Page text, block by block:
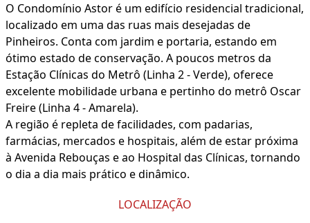
O Condomínio Astor é um edifício residencial tradicional,
localizado em uma das ruas mais desejadas de
Pinheiros. Conta com jardim e portaria, estando em
ótimo estado de conservação. A poucos metros da
Estação Clínicas do Metrô (Linha 2 - Verde), oferece
excelente mobilidade urbana e pertinho do metrô Oscar
Freire (Linha 4 - Amarela).
A região é repleta de facilidades, com padarias,
farmácias, mercados e hospitais, além de estar próxima
à Avenida Rebouças e ao Hospital das Clínicas, tornando
o dia a dia mais prático e dinâmico.
LOCALIZAÇÃO